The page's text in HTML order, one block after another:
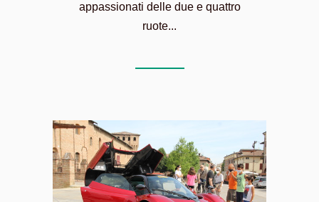
appassionati delle due e quattro
ruote...